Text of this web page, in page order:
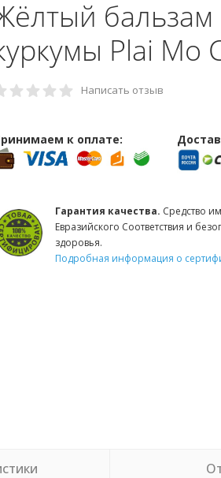
Plai Мо
Написать отзыв
к оплате:
Гарантия качества. Средство
Евразийского Соответствия и
здоровья.
Подробная информация о